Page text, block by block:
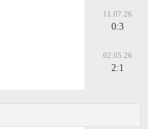
11.07.26
0:3
02.05.26
2:1